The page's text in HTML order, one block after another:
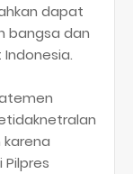
dapat
bangsa dan
karena